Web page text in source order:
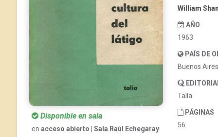
Disponible en sala
en acceso abierto | Sala Raúl Echegaray
William
AÑO
1963
PAÍS DE
Buenos
Talía
PÁGINAS
56